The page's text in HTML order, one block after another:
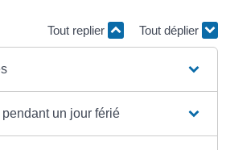
Tout replier Tout déplier
un jour férié